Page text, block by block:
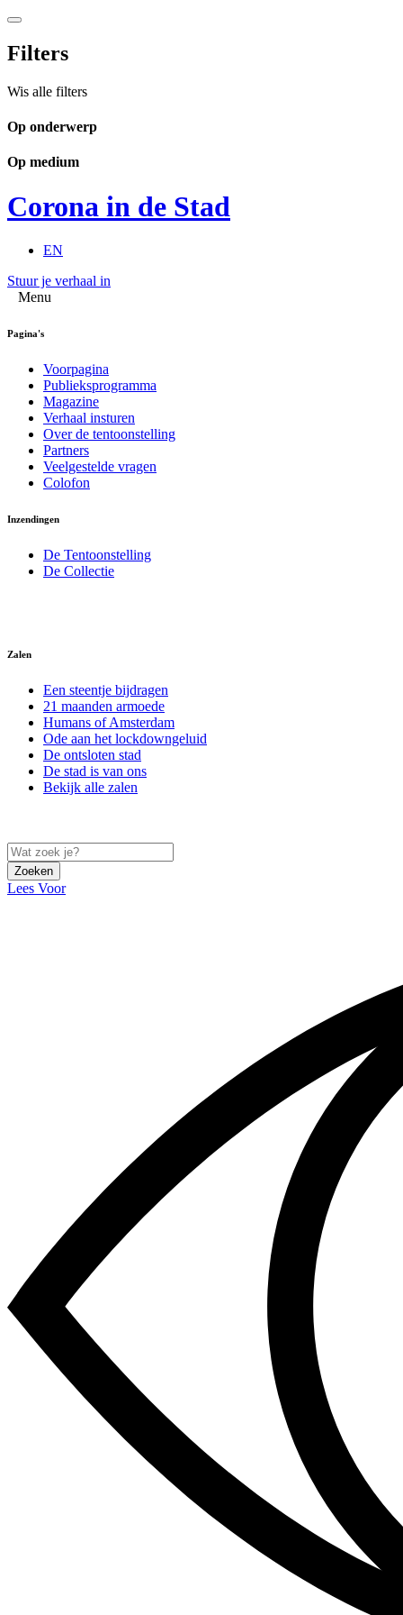
Filters
Wis alle filters
Op onderwerp
Op medium
Corona in de Stad
EN
Stuur je verhaal in
Menu
Pagina's
Voorpagina
Publieksprogramma
Magazine
Verhaal insturen
Over de tentoonstelling
Partners
Veelgestelde vragen
Colofon
Inzendingen
De Tentoonstelling
De Collectie
Zalen
Een steentje bijdragen
21 maanden armoede
Humans of Amsterdam
Ode aan het lockdowngeluid
De ontsloten stad
De stad is van ons
Bekijk alle zalen
Zoeken
Lees Voor